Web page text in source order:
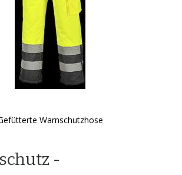
Warnschutzhose
-